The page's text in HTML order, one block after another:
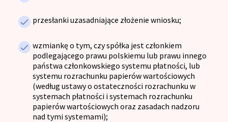
przesłanki uzasadniające złożenie wniosku;
wzmiankę o tym, czy spółka jest członkiem
podlegającego prawu polskiemu lub prawu innego
państwa członkowskiego systemu płatności, lub
systemu rozrachunku papierów wartościowych
(według ustawy o ostateczności rozrachunku w
systemach płatności i systemach rozrachunku
papierów wartościowych oraz zasadach nadzoru
nad tymi systemami);